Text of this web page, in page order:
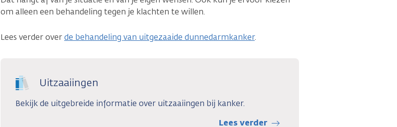
om alleen een behandeling tegen je klachten te willen.
Lees verder overde behandeling van uitgezaaide dunnedarmkanker.
Uitzaaiingen
Bekijk de uitgebreide informatie over uitzaaiingen bij kanker.
Lees verder